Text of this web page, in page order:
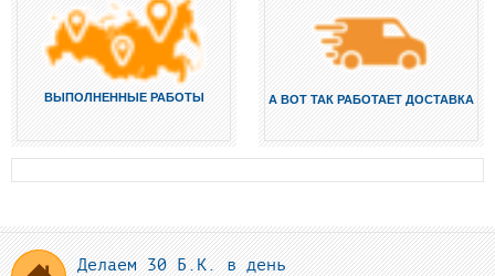
ВЫПОЛНЕННЫЕ РАБОТЫ А ВОТ ТАК РАБОТАЕТ ДОСТАВКА
Делаем 30 Б.К. в день